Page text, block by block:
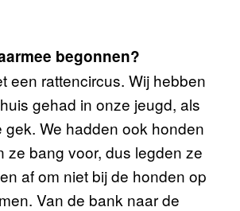
begonnen?
een rattencircus. Wij hebben
gehad in onze jeugd, als
gek. We hadden ook honden
ze bang voor, dus legden ze
af om niet bij de honden op
Van de bank naar de